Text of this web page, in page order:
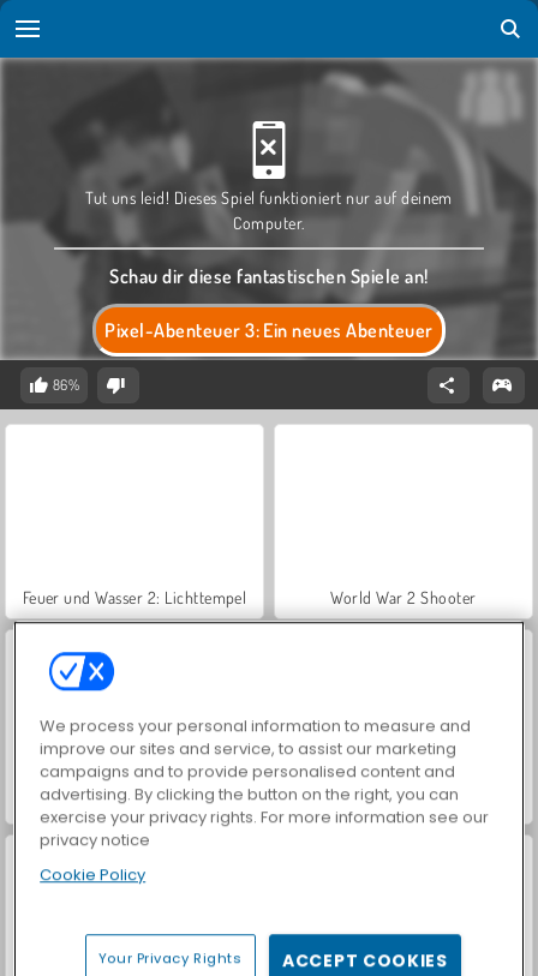
Pixel-Abenteuer 3: Ein neues Abenteuer
Tut uns leid! Dieses Spiel funktioniert nur auf deinem
Computer.
Schau dir diese fantastischen Spiele an!
86%
Feuer und Wasser 2: Lichttempel World War 2 Shooter
Car Parking City Duel Let's Fish!
We process your personal information to measure and
improve our sites and service, to assist our marketing
campaigns and to provide personalised content and
advertising. By clicking the button on the right, you can
exercise your privacy rights. For more information see our
privacy notice
Cookie Policy
Your Privacy Rights ACCEPT COOKIES